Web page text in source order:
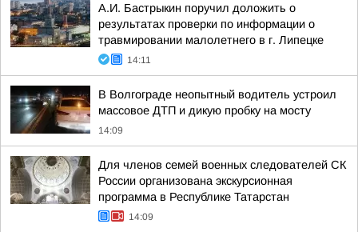
А.И. Бастрыкин поручил доложить о
результатах проверки по информации о
травмировании малолетнего в г. Липецке
14:11
В Волгограде неопытный водитель устроил
массовое ДТП и дикую пробку на мосту
14:09
Для членов семей военных следователей СК
России организована экскурсионная
программа в Республике Татарстан
14:09